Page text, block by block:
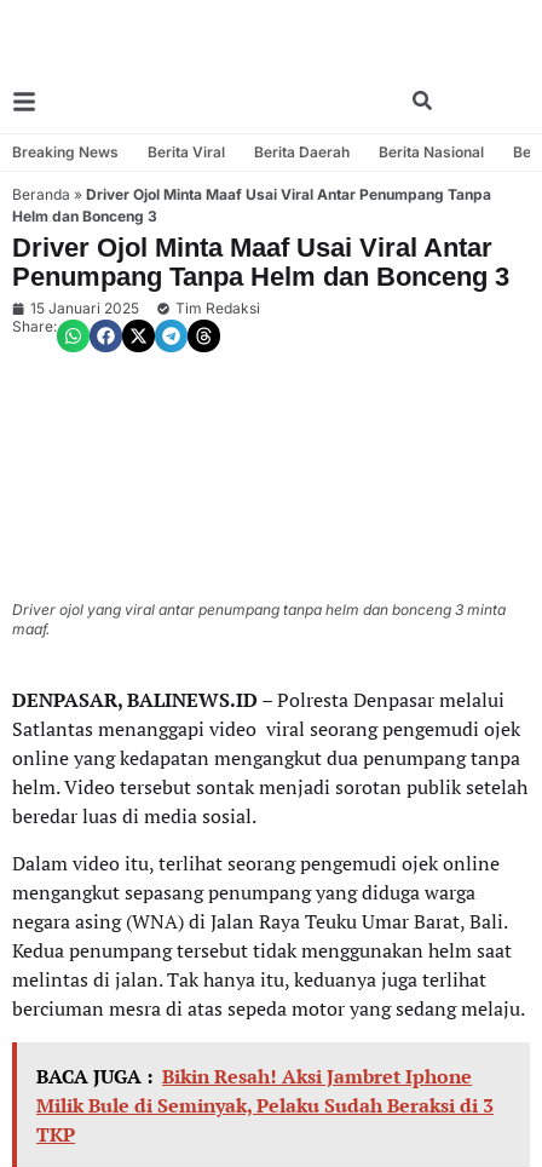
Breaking News Berita Viral Berita Daerah Berita Nasional
Beranda » Driver Ojol Minta Maaf Usai Viral Antar Penumpang Tanpa
Helm dan Bonceng 3
Driver Ojol Minta Maaf Usai Viral Antar
Penumpang Tanpa Helm dan Bonceng 3
15 Januari 2025
Tim Redaksi
Share:
Driver ojol yang viral antar penumpang tanpa helm dan bonceng 3 minta
maaf.
DENPASAR, BALINEWS.ID– Polresta Denpasar melalui
Satlantas menanggapi video viral seorang pengemudi ojek
online yang kedapatan mengangkut dua penumpang tanpa
helm. Video tersebut sontak menjadi sorotan publik setelah
beredar luas di media sosial.
Dalam video itu, terlihat seorang pengemudi ojek online
mengangkut sepasang penumpang yang diduga warga
negara asing (WNA) di Jalan Raya Teuku Umar Barat, Bali.
Kedua penumpang tersebut tidak menggunakan helm saat
melintas di jalan. Tak hanya itu, keduanya juga terlihat
berciuman mesra di atas sepeda motor yang sedang melaju.
BACA JUGA : Bikin Resah! Aksi Jambret Iphone
Milik Bule di Seminyak, Pelaku Sudah Beraksi di 3
TKP